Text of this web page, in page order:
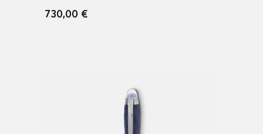
730,00 €